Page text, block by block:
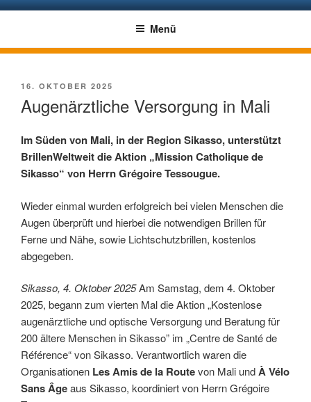
Zum
BRILLENWELTWEIT: BRILLEN
SPENDEN – SEHEN SCHENKEN
Menü
VERÖFFENTLICHT
16. OKTOBER 2025
Augenärztliche Versorgung in Mali
Im Süden von Mali, in der Region Sikasso, unterstützt
BrillenWeltweit die Aktion „Mission Catholique de
Sikasso“ von Herrn Grégoire Tessougue.
Wieder einmal wurden erfolgreich bei vielen Menschen die
Augen überprüft und hierbei die notwendigen Brillen für
Ferne und Nähe, sowie Lichtschutzbrillen, kostenlos
abgegeben.
Sikasso, 4. Oktober 2025Am Samstag, dem 4. Oktober
2025, begann zum vierten Mal die Aktion „Kostenlose
augenärztliche und optische Versorgung und Beratung für
200 ältere Menschen in Sikasso” im „Centre de Santé de
Référence“ von Sikasso. Verantwortlich waren die
Organisationen Les Amis de la Routevon Mali undÀ Vélo
Sans Âgeaus Sikasso, koordiniert von Herrn Grégoire